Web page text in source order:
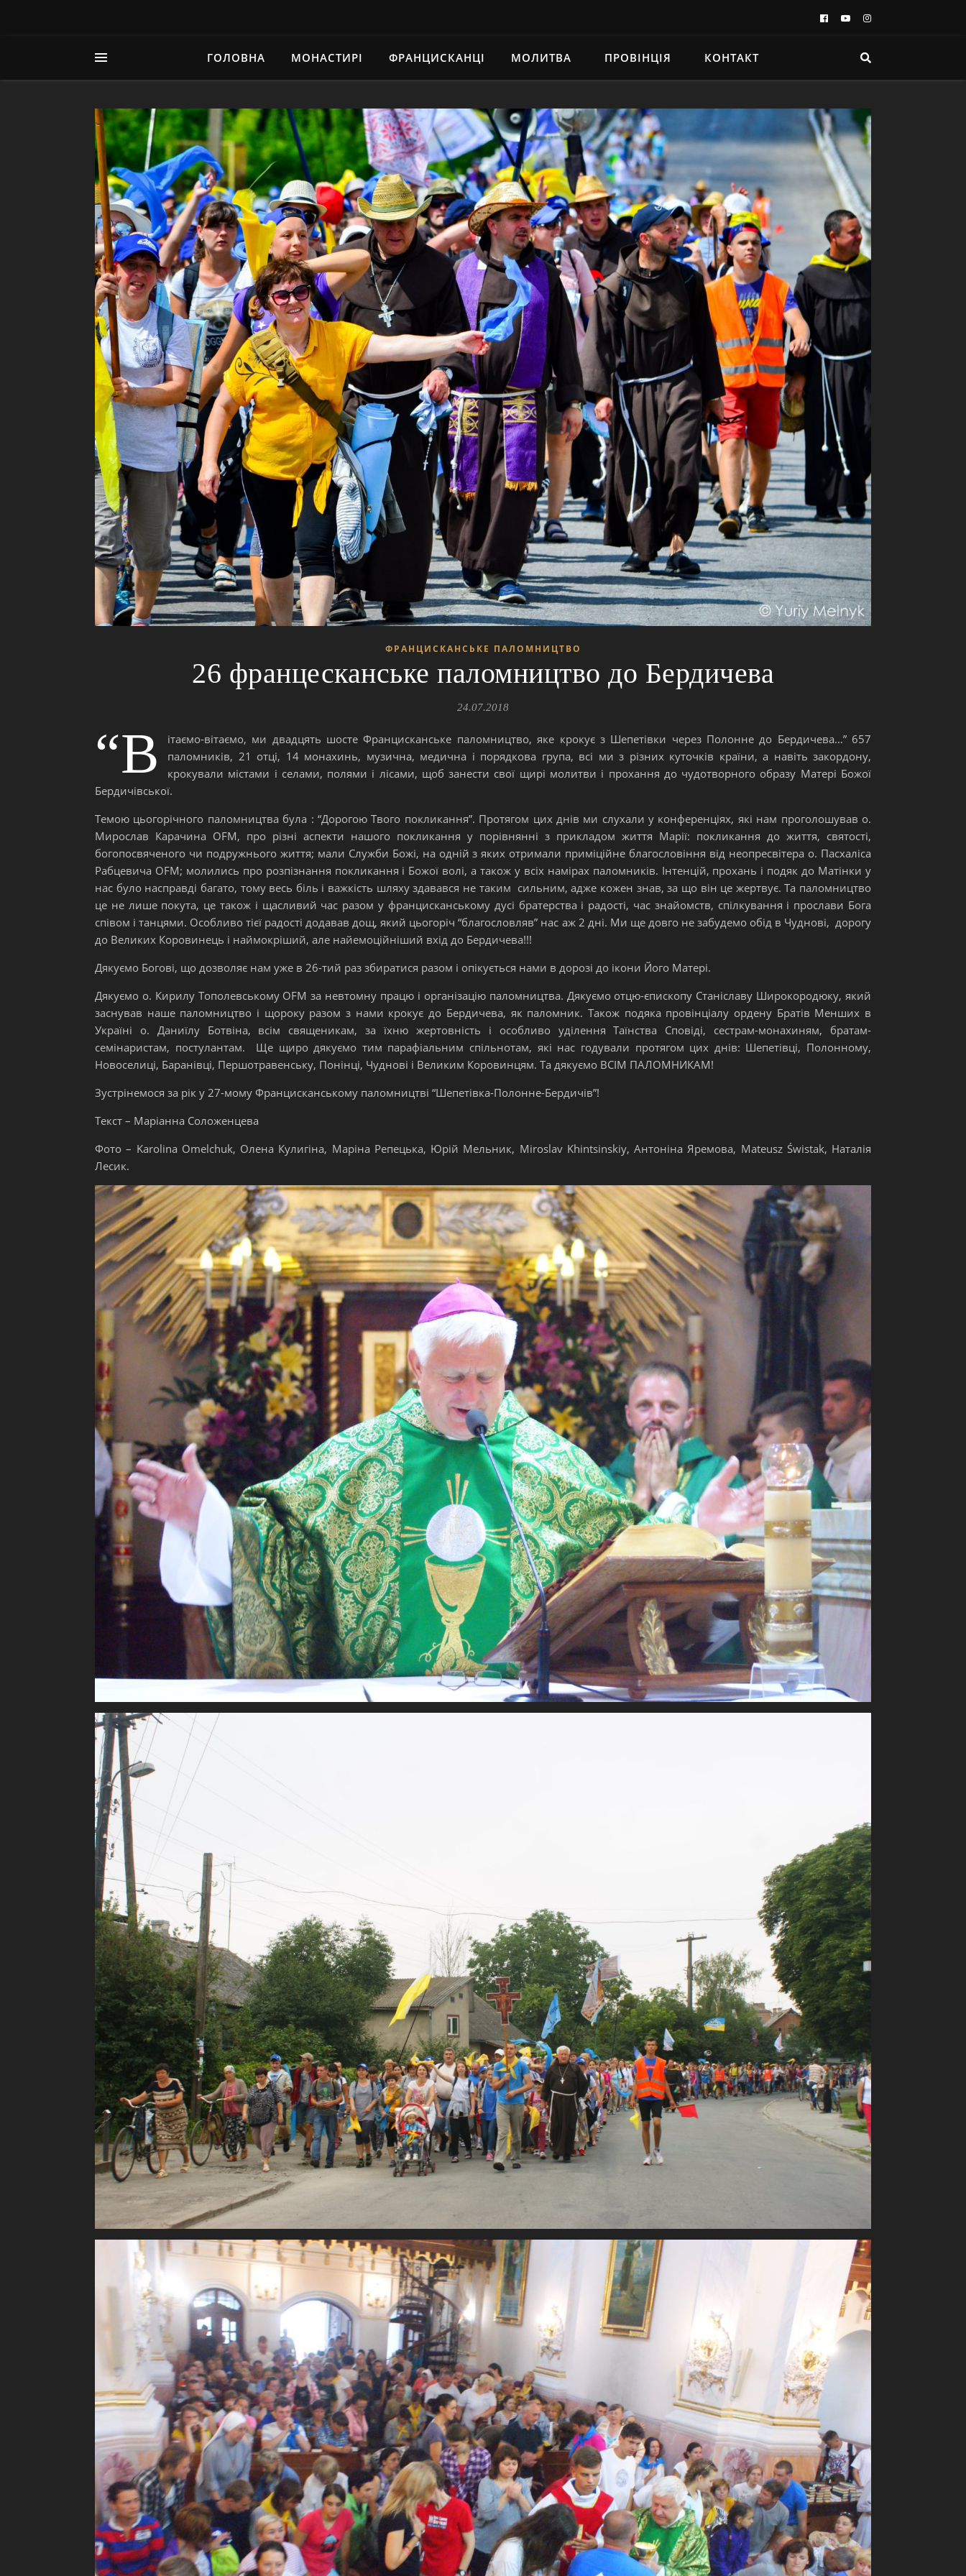
ГОЛОВНА МОНАСТИРІ ФРАНЦИСКАНЦІ МОЛИТВА ПРОВІНЦІЯ КОНТАКТ
ФРАНЦИСКАНСЬКЕ ПАЛОМНИЦТВО
26 францесканське паломництво до Бердичева
24.07.2018
“В
ітаємо-вітаємо, ми двадцять шосте Францисканське паломництво, яке крокує з Шепетівки через Полонне до Бердичева…” 657
паломників, 21 отці, 14 монахинь, музична, медична і порядкова група, всі ми з різних куточків країни, а навіть закордону,
крокували містами і селами, полями і лісами, щоб занести свої щирі молитви і прохання до чудотворного образу Матері Божої
Бердичівської.
Темою цьогорічного паломництва була : “Дорогою Твого покликання”. Протягом цих днів ми слухали у конференціях, які нам проголошував о.
Мирослав Карачина OFM, про різні аспекти нашого покликання у порівнянні з прикладом життя Марії: покликання до життя, святості,
богопосвяченого чи подружнього життя; мали Служби Божі, на одній з яких отримали приміційне благословіння від неопресвітера о. Пасхаліса
Рабцевича OFM; молились про розпізнання покликання і Божої волі, а також у всіх намірах паломників. Інтенцій, прохань і подяк до Матінки у
нас було насправді багато, тому весь біль і важкість шляху здавався не таким сильним, адже кожен знав, за що він це жертвує. Та паломництво
це не лише покута, це також і щасливий час разом у францисканському дусі братерства і радості, час знайомств, спілкування і прослави Бога
співом і танцями. Особливо тієї радості додавав дощ, який цьогоріч “благословляв” нас аж 2 дні. Ми ще довго не забудемо обід в Чуднові, дорогу
до Великих Коровинець і наймокріший, але найемоційніший вхід до Бердичева!!!
Дякуємо Богові, що дозволяє нам уже в 26-тий раз збиратися разом і опікується нами в дорозі до ікони Його Матері.
Дякуємо о. Кирилу Тополевському OFM за невтомну працю і організацію паломництва. Дякуємо отцю-єпископу Станіславу Широкородюку, який
заснував наше паломництво і щороку разом з нами крокує до Бердичева, як паломник. Також подяка провінціалу ордену Братів Менших в
Україні о. Даниїлу Ботвіна, всім священикам, за їхню жертовність і особливо уділення Таїнства Сповіді, сестрам-монахиням, братам-
семінаристам, постулантам. Ще щиро дякуємо тим парафіальним спільнотам, які нас годували протягом цих днів: Шепетівці, Полонному,
Новоселиці, Баранівці, Першотравенську, Понінці, Чуднові і Великим Коровинцям. Та дякуємо ВСІМ ПАЛОМНИКАМ!
Зустрінемося за рік у 27-мому Францисканському паломництві “Шепетівка-Полонне-Бердичів”!
Текст – Маріанна Соложенцева
Фото – Karolina Omelchuk, Олена Кулигіна, Маріна Репецька, Юрій Мельник, Miroslav Khintsinskiy, Антоніна Яремова, Mateusz Świstak, Наталія
Лесик.